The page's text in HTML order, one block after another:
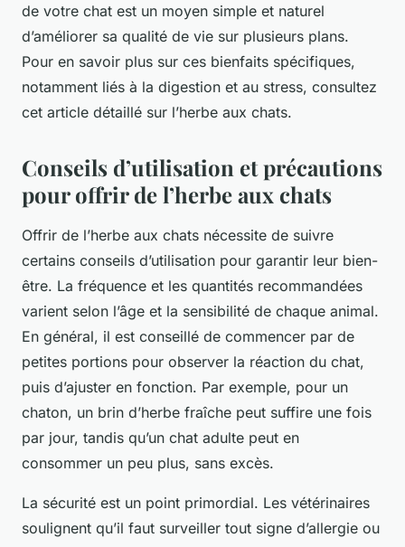
de votre chat est un moyen simple et naturel
d’améliorer sa qualité de vie sur plusieurs plans.
Pour en savoir plus sur ces bienfaits spécifiques,
notamment liés à la digestion et au stress, consultez
cet article détaillé sur l’herbe aux chats.
Conseils d’utilisation et précautions
pour offrir de l’herbe aux chats
Offrir de l’herbe aux chats nécessite de suivre
certains conseils d’utilisation pour garantir leur bien-
être. La fréquence et les quantités recommandées
varient selon l’âge et la sensibilité de chaque animal.
En général, il est conseillé de commencer par de
petites portions pour observer la réaction du chat,
puis d’ajuster en fonction. Par exemple, pour un
chaton, un brin d’herbe fraîche peut suffire une fois
par jour, tandis qu’un chat adulte peut en
consommer un peu plus, sans excès.
La sécurité est un point primordial. Les vétérinaires
soulignent qu’il faut surveiller tout signe d’allergie ou